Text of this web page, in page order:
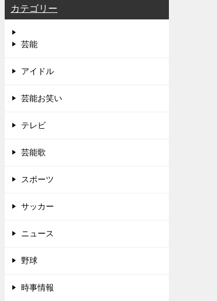
カテゴリー
芸能
アイドル
芸能お笑い
テレビ
芸能歌
スポーツ
サッカー
ニュース
野球
時事情報